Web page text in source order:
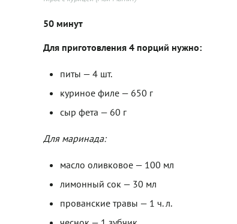
50 минут
Для приготовления 4 порций нужно:
питы — 4 шт.
куриное филе — 650 г
сыр фета — 60 г
Для маринада:
масло оливковое — 100 мл
лимонный сок — 30 мл
прованские травы — 1 ч. л.